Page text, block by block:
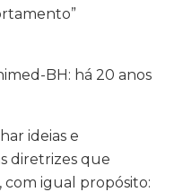
BH: há 20 anos
ideias e
diretrizes que
com igual propósito: